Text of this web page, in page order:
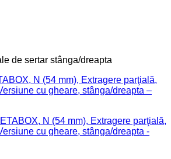
de sertar stânga/dreapta
N (54 mm), Extragere parţială,
cu gheare, stânga/dreapta –